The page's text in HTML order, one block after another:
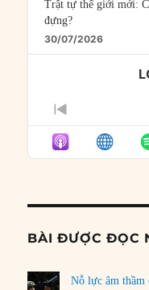
Trật tự thế giới mới:
đựng?
30/07/2026
PREVIOUS
EPISODE
BÀI ĐƯỢC ĐỌC
Nỗ lực âm thầm